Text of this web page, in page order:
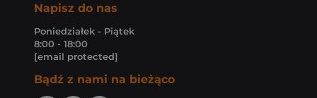
Napisz do nas
Poniedziałek - Piątek
8:00 - 18:00
[email protected]
Bądź z nami na bieżąco